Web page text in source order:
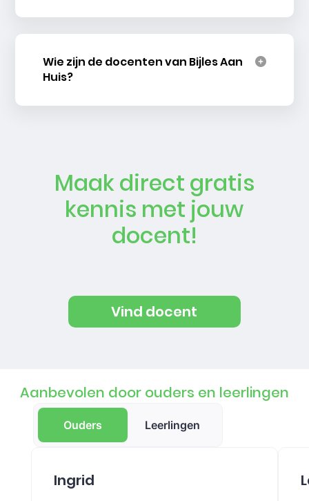
Wie zijn de docenten van Bijles Aan
Huis?
Maak direct gratis
kennis met jouw
docent!
Vind docent
Aanbevolen door ouders en leerlingen
Ouders Leerlingen
Ingrid